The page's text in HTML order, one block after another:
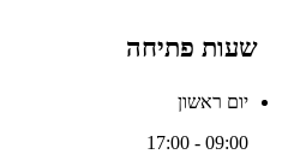
שעות פתיחה
יום ראשון
09:00 - 17:00